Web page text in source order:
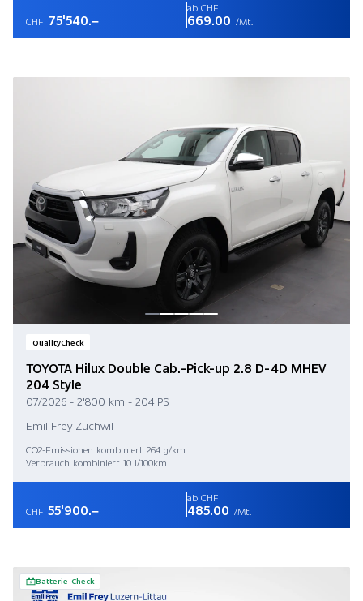
CHF 75'540.–
ab CHF
669.00 /Mt.
QualityCheck
TOYOTA Hilux Double Cab.-Pick-up 2.8 D-4D MHEV
204 Style
07/2026 - 2'800 km - 204 PS
Emil Frey Zuchwil
CO2-Emissionen kombiniert 264 g/km
Verbrauch kombiniert 10 l/100km
CHF 55'900.–
ab CHF
485.00 /Mt.
Batterie-Check